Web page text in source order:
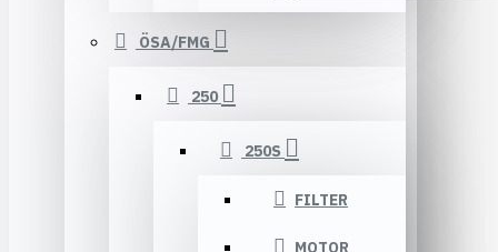
ÖSA/FMG
250
250S
FILTER
MOTOR